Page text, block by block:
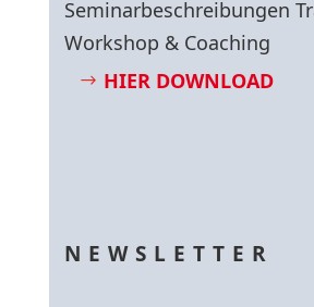
Seminarbeschreibungen
Workshop & Coaching
HIER DOWNLOAD
NEWSLETTER